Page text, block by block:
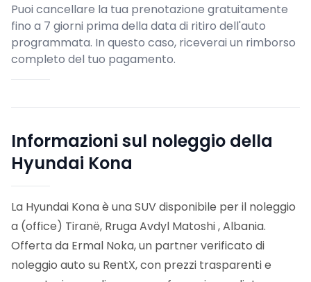
Puoi cancellare la tua prenotazione gratuitamente
fino a 7 giorni prima della data di ritiro dell'auto
programmata. In questo caso, riceverai un rimborso
completo del tuo pagamento.
Informazioni sul noleggio della
Hyundai Kona
La Hyundai Kona è una SUV disponibile per il noleggio
a (office) Tiranë, Rruga Avdyl Matoshi , Albania.
Offerta da Ermal Noka, un partner verificato di
noleggio auto su RentX, con prezzi trasparenti e